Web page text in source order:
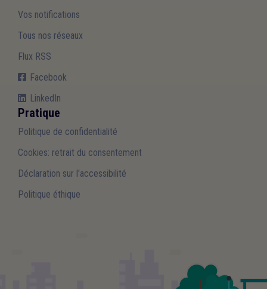
Vos notifications
Tous nos réseaux
Flux RSS
Facebook
LinkedIn
Pratique
Politique de confidentialité
Cookies: retrait du consentement
Déclaration sur l'accessibilité
Politique éthique